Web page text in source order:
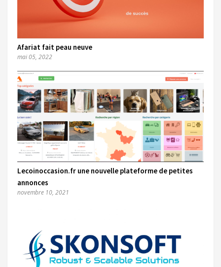
Afariat fait peau neuve
mai 05, 2022
Lecoinoccasion.fr une nouvelle plateforme de petites
annonces
novembre 10, 2021